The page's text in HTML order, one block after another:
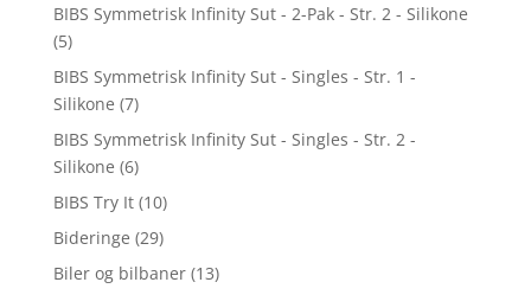
BIBS Symmetrisk Infinity Sut - 2-Pak - Str. 2 - Silikone
(5)
BIBS Symmetrisk Infinity Sut - Singles - Str. 1 -
Silikone (7)
BIBS Symmetrisk Infinity Sut - Singles - Str. 2 -
Silikone (6)
BIBS Try It (10)
Bideringe (29)
Biler og bilbaner (13)